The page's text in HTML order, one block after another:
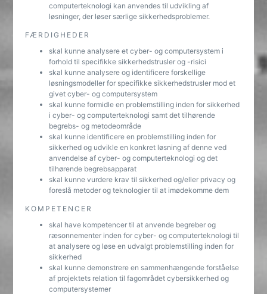
computerteknologi kan anvendes til udvikling af
løsninger, der løser særlige sikkerhedsproblemer.
FÆRDIGHEDER
skal kunne analysere et cyber- og computersystem i
forhold til specifikke sikkerhedstrusler og -risici
skal kunne analysere og identificere forskellige
løsningsmodeller for specifikke sikkerhedstrusler mod et
givet cyber- og computersystem
skal kunne formidle en problemstilling inden for sikkerhed
i cyber- og computerteknologi samt det tilhørende
begrebs- og metodeområde
skal kunne identificere en problemstilling inden for
sikkerhed og udvikle en konkret løsning af denne ved
anvendelse af cyber- og computerteknologi og det
tilhørende begrebsapparat
skal kunne vurdere krav til sikkerhed og/eller privacy og
foreslå metoder og teknologier til at imødekomme dem
KOMPETENCER
skal have kompetencer til at anvende begreber og
ræsonnementer inden for cyber- og computerteknologi til
at analysere og løse en udvalgt problemstilling inden for
sikkerhed
skal kunne demonstrere en sammenhængende forståelse
af projektets relation til fagområdet cybersikkerhed og
computersystemer